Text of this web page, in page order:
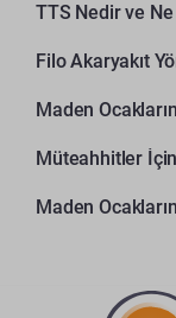
TTS Nedir ve
Filo Akaryakıt